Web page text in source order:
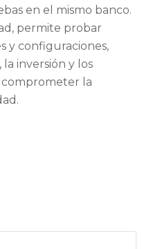
en el mismo banco.
permite probar
y configuraciones,
inversión y los
la